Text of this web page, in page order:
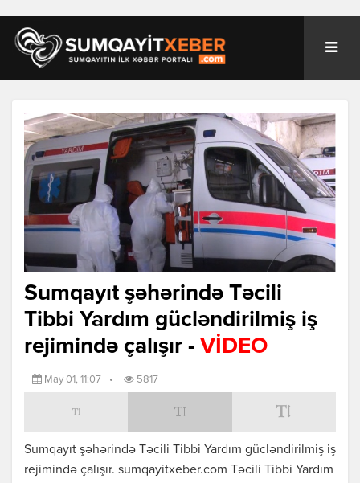
Sumqayıt şəhərində Təcili
Tibbi Yardım gücləndirilmiş iş
rejimində çalışır - VİDEO
May 01, 11:07 • 5817
Sumqayıt şəhərində Təcili Tibbi Yardım gücləndirilmiş iş
rejimində çalışır. sumqayitxeber.com Təcili Tibbi Yardım